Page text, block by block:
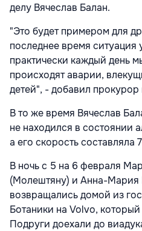
делу Вячеслав Балан.
"Это будет примером для
последнее время ситуация
практически каждый день
происходят аварии,
детей", - добавил прокурор
В то же время Вячеслав
не находился в состоянии
а его скорость составляла
В ночь с 5 на 6 февраля
(Молештяну) и Анна-Мария
возвращались домой из
Ботаники на Volvo,
Подруги доехали до